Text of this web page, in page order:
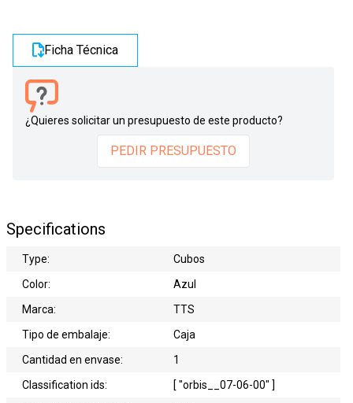
Ficha Técnica
¿Quieres solicitar un presupuesto de este producto?
PEDIR PRESUPUESTO
Specifications
Type:
Cubos
Color:
Azul
Marca:
TTS
Tipo de embalaje:
Caja
Cantidad en envase:
1
Classification ids:
[ "orbis__07-06-00" ]